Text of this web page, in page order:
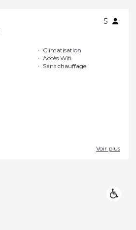
5
Climatisation
Accès Wifi
Sans chauffage
Voir plus